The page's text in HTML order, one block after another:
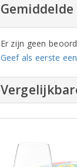
Er zijn geen
Geef als eerste